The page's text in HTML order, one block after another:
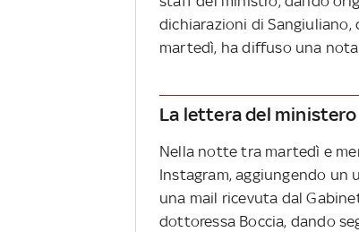
dichiarazioni di
martedì, ha diffuso una
La lettera del ministero
Nella notte tra martedì e
Instagram, aggiungendo un
una mail ricevuta dal
dottoressa Boccia, dando